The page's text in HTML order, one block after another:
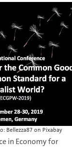
Bellezza87 on Pixabay
in Economy for